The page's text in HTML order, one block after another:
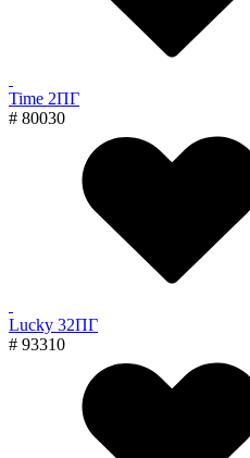
Time 2ПГ
# 80030
Lucky 32ПГ
# 93310